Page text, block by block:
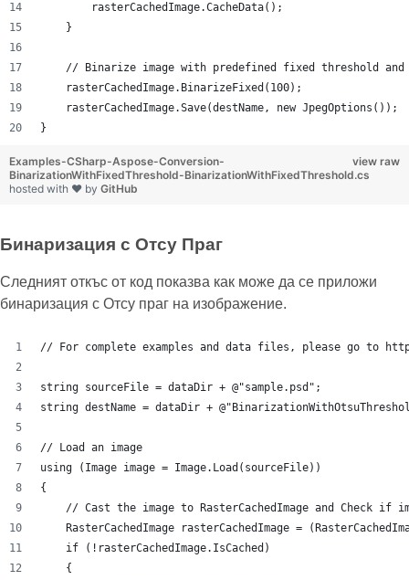
        rasterCachedImage.CacheData();
    }
// Binarize image with predefined fixed threshold
    rasterCachedImage.BinarizeFixed(100);
    rasterCachedImage.Save(destName, new JpegOptions());
}
view raw
Examples-CSharp-Aspose-Conversion-
BinarizationWithFixedThreshold-BinarizationWithFixedThreshold.cs
hosted with ❤ by GitHub
Бинаризация с Отсу Праг
Следният откъс от код показва как може да се приложи
бинаризация с Отсу праг на изображение.
// For complete examples and data files, please go to
string sourceFile = dataDir + @"sample.psd";
string destName = dataDir +
// Load an image
using (Image image = Image.Load(sourceFile))
{
// Cast the image to RasterCachedImage and Check if
RasterCachedImage rasterCachedImage =
    if (!rasterCachedImage.IsCached)
    {